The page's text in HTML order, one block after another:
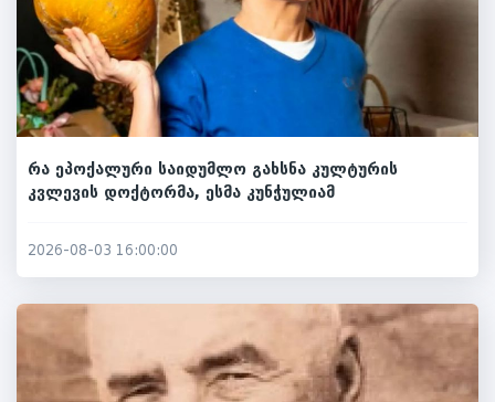
რა ეპოქალური საიდუმლო გახსნა კულტურის
კვლევის დოქტორმა, ესმა კუნჭულიამ
2026-08-03 16:00:00